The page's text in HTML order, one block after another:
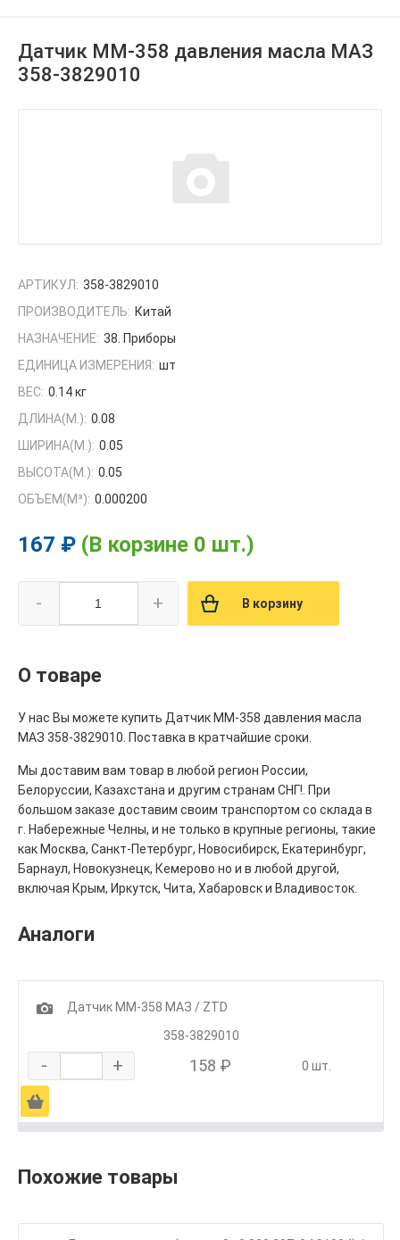
Датчик ММ-358 давления масла МАЗ
358-3829010
АРТИКУЛ: 358-3829010
ПРОИЗВОДИТЕЛЬ: Китай
НАЗНАЧЕНИЕ: 38. Приборы
ЕДИНИЦА ИЗМЕРЕНИЯ: шт
ВЕС: 0.14 кг
ДЛИНА(М.): 0.08
ШИРИНА(М.): 0.05
ВЫСОТА(М.): 0.05
ОБЪЕМ(M³): 0.000200
167 ₽ (В корзине 0 шт.)
- + В корзину
О товаре
У нас Вы можете купить Датчик ММ-358 давления масла
МАЗ 358-3829010. Поставка в кратчайшие сроки.
Мы доставим вам товар в любой регион России,
Белоруссии, Казахстана и другим странам СНГ!. При
большом заказе доставим своим транспортом со склада в
г. Набережные Челны, и не только в крупные регионы, такие
как Москва, Санкт-Петербург, Новосибирск, Екатеринбург,
Барнаул, Новокузнецк, Кемерово но и в любой другой,
включая Крым, Иркутск, Чита, Хабаровск и Владивосток.
Аналоги
1
Датчик ММ-358 МАЗ / ZTD
358-3829010
- + 158 ₽ 0 шт.
Ä
Похожие товары